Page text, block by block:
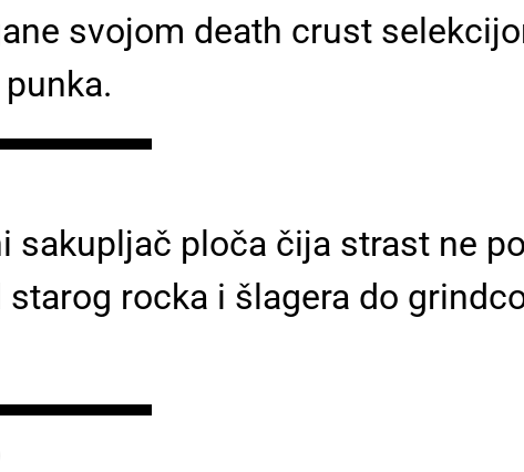
svojom death crust
sakupljač ploča čija strast ne
rocka i šlagera do